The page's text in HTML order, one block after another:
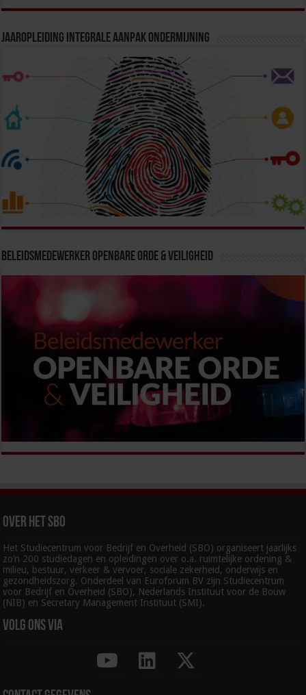
Jaaropleiding Integrale Aanpak Ondermijning
Beleidsmedewerker Openbare Orde & Veiligheid
Over het SBO
Het Studiecentrum voor Bedrijf en Overheid (SBO) organiseert jaarlijks
zo’n 200 studiedagen en opleidingen over o.a. ruimtelijke ordening &
milieu, bestuur, verkeer & vervoer, sociale zekerheid, onderwijs en
gezondheidszorg. Onderdeel van Euroforum BV zijn Studiecentrum
voor Bedrijf en Overheid (SBO), Nederlands Instituut voor de Bouw
(NIB) en Secretary Management Instituut (SMI).
Volg ons via